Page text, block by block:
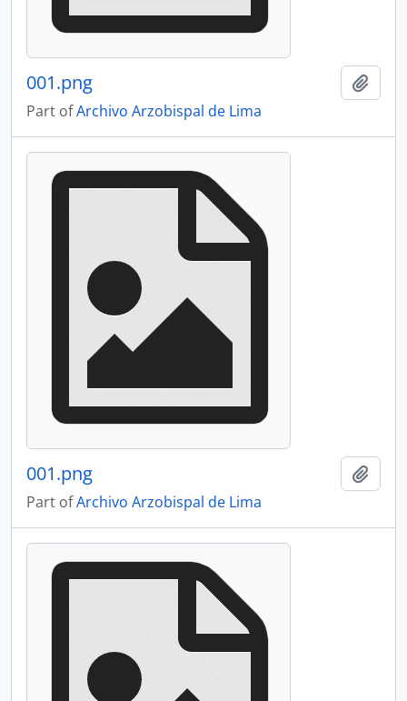
001.png
Part ofArchivo Arzobispal de Lima
001.png
Part ofArchivo Arzobispal de Lima